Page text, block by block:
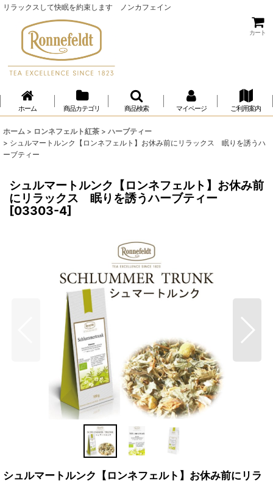
リラックスして快眠を約束します ノンカフェイン
カート
ホーム 商品カテゴリ 商品検索 マイページ ご利用案内
ホーム > ロンネフェルト紅茶 > ハーブティー
> シュルマートルンク【ロンネフェルト】お休み前にリラックス 眠りを誘うハ
ーブティー
シュルマートルンク【ロンネフェルト】お休み前
にリラックス 眠りを誘うハーブティー
[03303-4]
シュルマートルンク【ロンネフェルト】お休み前にリラ